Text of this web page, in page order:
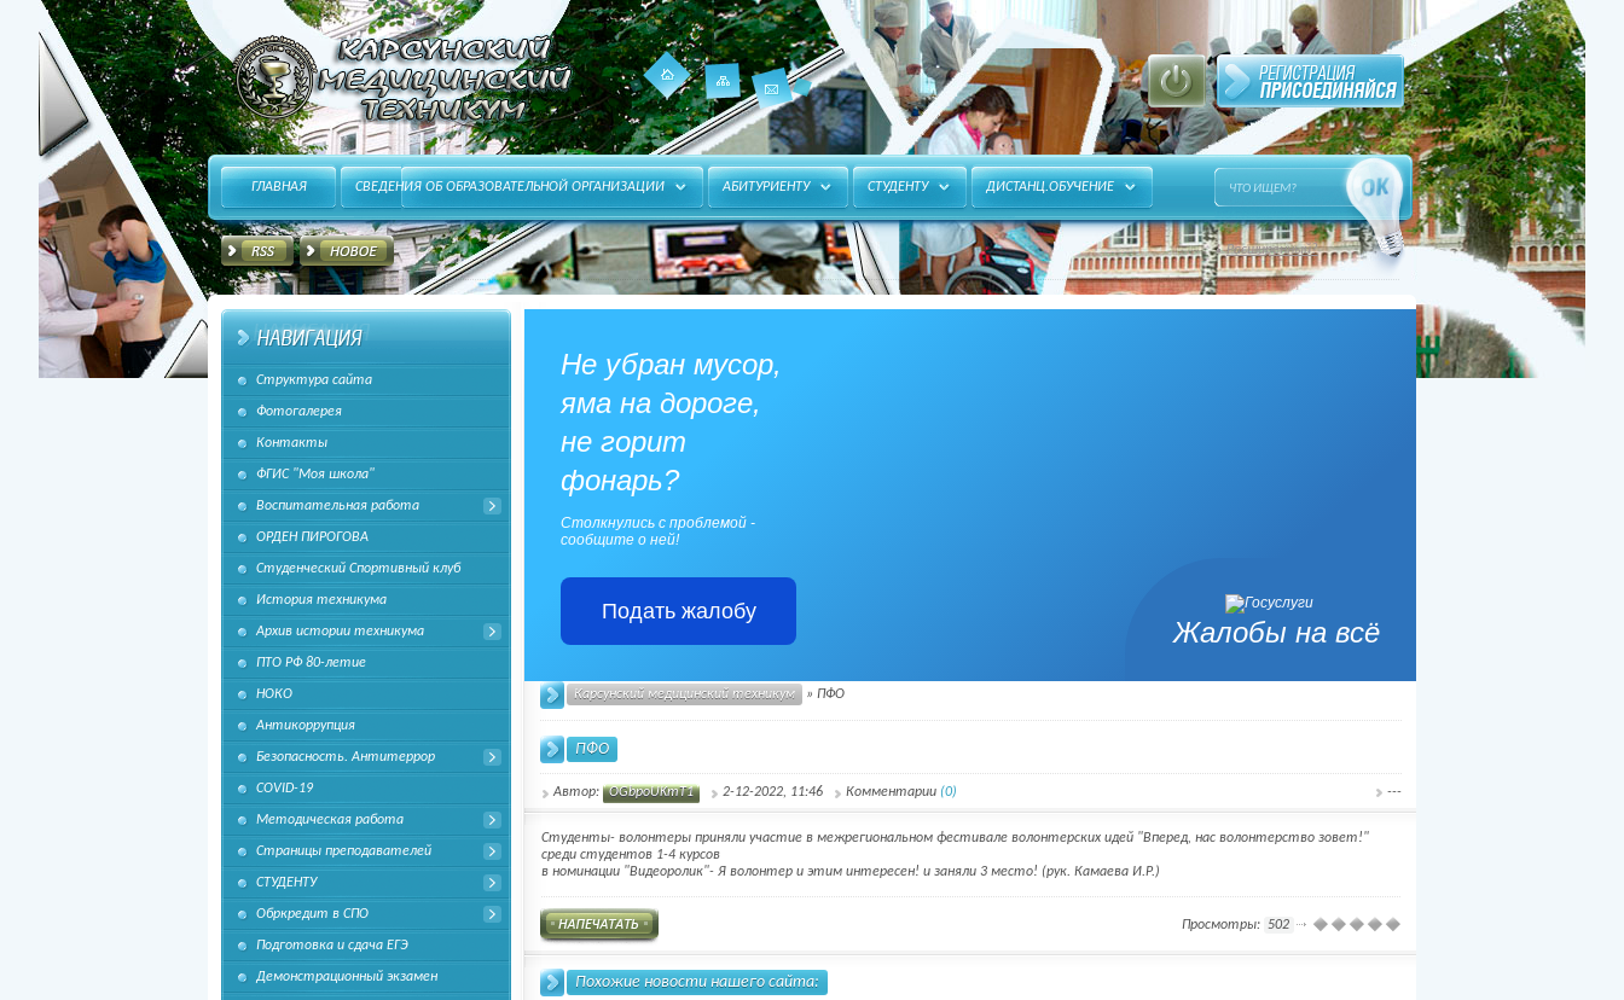
HitFUSION - В маштабах интернета, в интересах
Главная Карта
сайта
Контакты
ГЛАВНАЯ СВЕДЕНИЯ ОБ ОБРАЗОВАТЕЛЬНОЙ ОРГАНИЗАЦИИ АБИТУРИЕНТУ СТУДЕНТУ ДИСТАНЦ.ОБУЧЕНИЕ
Расширенный?
Структура сайта
Фотогалерея
Контакты
ФГИС "Моя школа"
Воспитательная работа
ОРДЕН ПИРОГОВА
Студенческий Спортивный клуб
История техникума
Архив истории техникума
ПТО РФ 80-летие
НОКО
Антикоррупция
Безопасность. Антитеррор
COVID-19
Методическая работа
Страницы преподавателей
СТУДЕНТУ
Обркредит в СПО
Подготовка и сдача ЕГЭ
Демонстрационный экзамен
Жалобы на всё
Не убран мусор,
яма на дороге,
не горит
фонарь?
Столкнулись с проблемой -
сообщите о ней!
Подать жалобу
Карсунский медицинский техникум » ПФО
ПФО
---
Автор: OGbpoUKmT1 2-12-2022, 11:46 Комментарии (0)
Студенты- волонтеры приняли участие в межрегиональном фестивале волонтерских идей "Вперед, нас волонтерство зовет!"
среди студентов 1-4 курсов
в номинации "Видеоролик"- Я волонтер и этим интересен! и заняли 3 место! (рук. Камаева И.Р.)
Просмотры: 502
Похожие новости нашего сайта: